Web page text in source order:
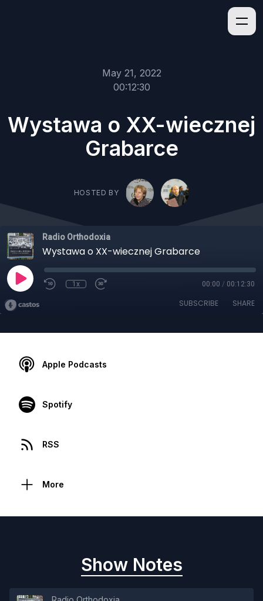
May 21, 2022
00:12:30
Wystawa o XX-wiecznej
Grabarce
HOSTED BY
Radio Orthodoxia
Wystawa o XX-wiecznej Grabarce
1x 00:00 / 00:12:30
SUBSCRIBE SHARE
Apple Podcasts
Spotify
RSS
More
Show Notes